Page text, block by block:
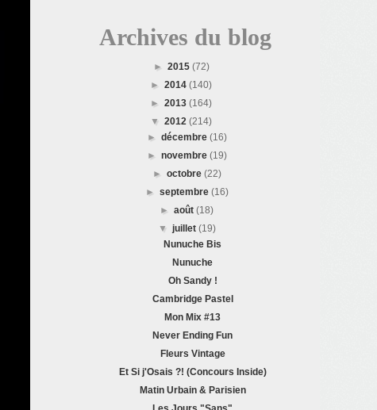
Archives du blog
► 2015 (72)
► 2014 (140)
► 2013 (164)
▼ 2012 (214)
► décembre (16)
► novembre (19)
► octobre (22)
► septembre (16)
►août(18)
▼ juillet (19)
Nunuche Bis
Nunuche
Oh Sandy !
Cambridge Pastel
Mon Mix #13
Never Ending Fun
Fleurs Vintage
Et Si j'Osais ?! (Concours Inside)
Matin Urbain & Parisien